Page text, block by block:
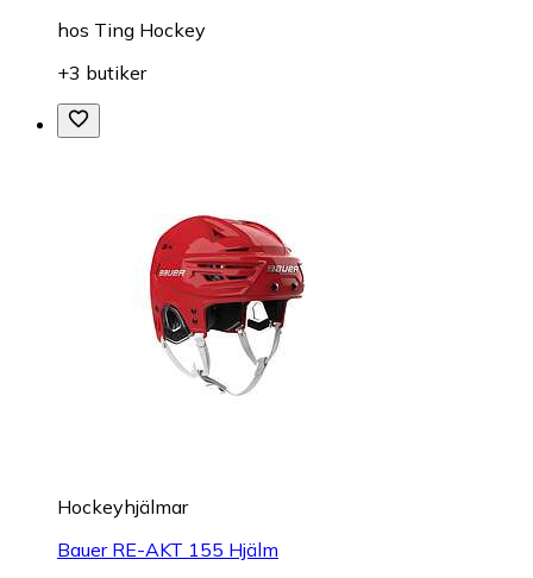
hos Ting Hockey
+3 butiker
Hockeyhjälmar
Bauer RE-AKT 155 Hjälm